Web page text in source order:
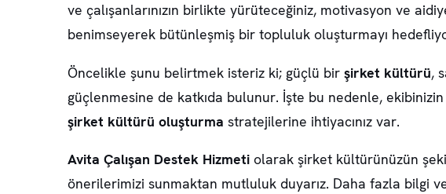
ve çalışanlarınızın birlikte yürüteceğiniz, motivasyon ve
benimseyerek bütünleşmiş bir topluluk oluşturmayı
Öncelikle şunu belirtmek isteriz ki; güçlü bir şirket kültürü,
güçlenmesine de katkıda bulunur. İşte bu nedenle,
şirket kültürü oluşturma stratejilerine ihtiyacınız var.
Avita Çalışan Destek Hizmeti olarak şirket kültürünüzün
önerilerimizi sunmaktan mutluluk duyarız. Daha fazla bilgi